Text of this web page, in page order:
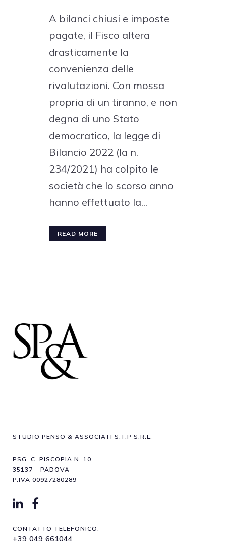
A bilanci chiusi e imposte
pagate, il Fisco altera
drasticamente la
convenienza delle
rivalutazioni. Con mossa
propria di un tiranno, e non
degna di uno Stato
democratico, la legge di
Bilancio 2022 (la n.
234/2021) ha colpito le
società che lo scorso anno
hanno effettuato la...
READ MORE
STUDIO PENSO & ASSOCIATI S.T.P S.R.L.
PSG. C. PISCOPIA N. 10,
35137 – PADOVA
P.IVA 00927280289
CONTATTO TELEFONICO:
+39 049 661044